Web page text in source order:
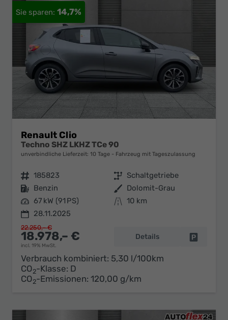
14,7%
Renault Clio
Techno SHZ LKHZ TCe 90
unverbindliche Lieferzeit: 10 Tage Fahrzeug mit Tageszulassung
Fahrzeugnr. 185823 Getriebe Schaltgetriebe
Kraftstoff Benzin Außenfarbe Dolomit-Grau
Leistung 67 kW (91 PS) Kilometerstand 10 km
28.11.2025
18.978,– €
incl. 19% MwSt.
22.250,– €
Details
Verbrauch kombiniert: 5,30 l/100km
CO2-Klasse: D
CO2-Emissionen: 120,00 g/km